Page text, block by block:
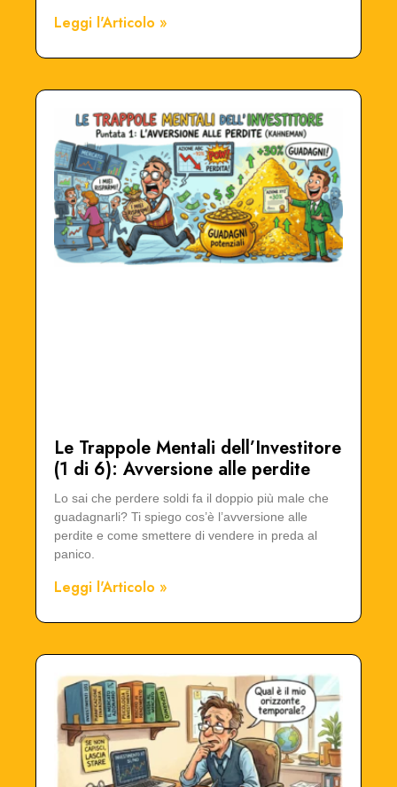
Leggi l'Articolo »
Le Trappole Mentali dell’Investitore
(1 di 6): Avversione alle perdite
Lo sai che perdere soldi fa il doppio più male che
guadagnarli? Ti spiego cos’è l’avversione alle
perdite e come smettere di vendere in preda al
panico.
Leggi l'Articolo »